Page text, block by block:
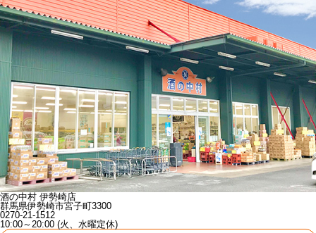
酒の中村 伊勢崎店
群馬県伊勢崎市宮子町3300
0270-21-1512
10:00～20:00 (火、水曜定休)